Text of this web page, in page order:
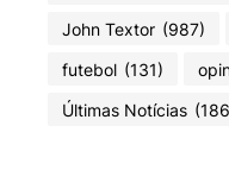
John Textor (987)
futebol (131)
Últimas Notícias